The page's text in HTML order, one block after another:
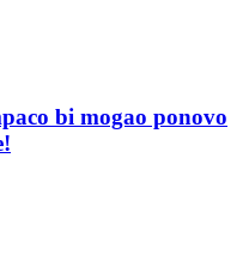
bi mogao ponovo